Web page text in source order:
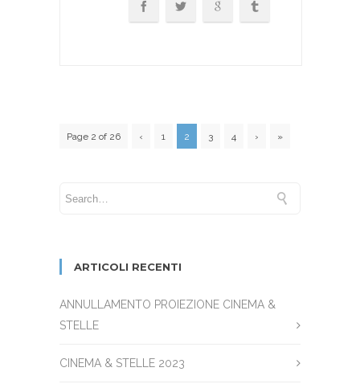
Page 2 of 26 ‹ 1 2 3 4 › »
ARTICOLI RECENTI
ANNULLAMENTO PROIEZIONE CINEMA &
STELLE
CINEMA & STELLE 2023